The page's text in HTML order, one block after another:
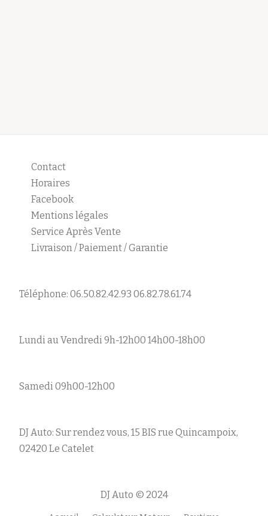
Contact
Horaires
Facebook
Mentions légales
Service Après Vente
Livraison / Paiement / Garantie
Téléphone: 06.50.82.42.93 06.82.78.61.74
Lundi au Vendredi 9h-12h00 14h00-18h00
Samedi 09h00-12h00
DJ Auto: Sur rendez vous, 15 BIS rue Quincampoix,
02420 Le Catelet
DJ Auto © 2024